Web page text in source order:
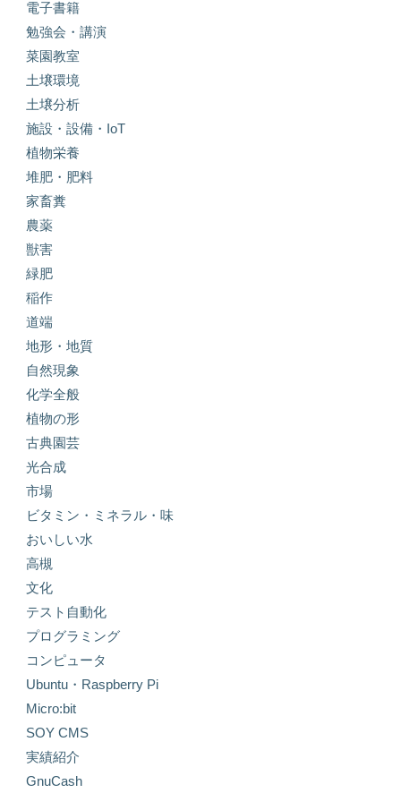
電子書籍
勉強会・講演
菜園教室
土壌環境
土壌分析
施設・設備・IoT
植物栄養
堆肥・肥料
家畜糞
農薬
獣害
緑肥
稲作
道端
地形・地質
自然現象
化学全般
植物の形
古典園芸
光合成
市場
ビタミン・ミネラル・味
おいしい水
高槻
文化
テスト自動化
プログラミング
コンピュータ
Ubuntu・Raspberry Pi
Micro:bit
SOY CMS
実績紹介
GnuCash